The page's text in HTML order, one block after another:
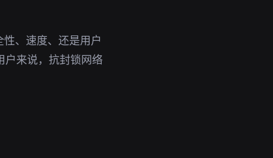
、速度、还是用户
来说，抗封锁网络